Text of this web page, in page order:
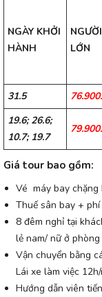
NGÀY KHỞI
HÀNH
NGƯỜI
LỚN
31.5
19.6; 26.6;
10.7; 19.7
Giá tour bao gồm:
Vé máy bay chặng
Thuế sân bay +
8 đêm nghỉ tại
lẻ nam/ nữ ở phòng
Vận chuyển bằng
Lái xe làm việc
Hướng dẫn viên